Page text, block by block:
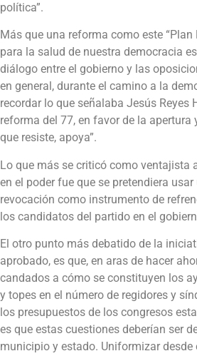
política”.
Más que una reforma como este “Plan
para la salud de nuestra democracia
diálogo entre el gobierno y las
en general, durante el camino a la
recordar lo que señalaba Jesús Reyes
reforma del 77, en favor de la apertura
que resiste, apoya”.
Lo que más se criticó como ventajista
en el poder fue que se pretendiera
revocación como instrumento de
los candidatos del partido en el
El otro punto más debatido de la
aprobado, es que, en aras de hacer
candados a cómo se constituyen los
y topes en el número de regidores y
los presupuestos de los congresos
es que estas cuestiones deberían ser
municipio y estado. Uniformizar desde